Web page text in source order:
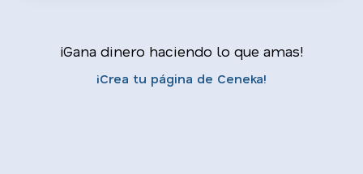
¡Gana dinero haciendo lo que amas!
¡Crea tu página de Ceneka!